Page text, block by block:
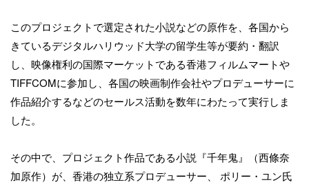
このプロジェクトで選定された小説などの原作を、各国から
きているデジタルハリウッド大学の留学生等が要約・翻訳
し、映像権利の国際マーケットである香港フィルムマートや
TIFFCOMに参加し、各国の映画制作会社やプロデューサーに
作品紹介するなどのセールス活動を数年にわたって実行しま
した。
その中で、プロジェクト作品である小説『千年鬼』（西條奈
加原作）が、香港の独立系プロデューサー、 ポリー・ユン氏